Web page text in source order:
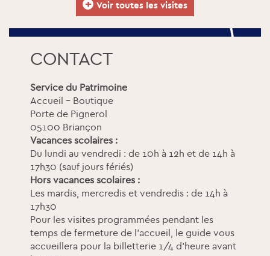
+ Voir toutes les visites
CONTACT
Service du Patrimoine
Accueil - Boutique
Porte de Pignerol
05100 Briançon
Vacances scolaires :
Du lundi au vendredi : de 10h à 12h et de 14h à
17h30 (sauf jours fériés)
Hors vacances scolaires :
Les mardis, mercredis et vendredis : de 14h à
17h30
Pour les visites programmées pendant les
temps de fermeture de l'accueil, le guide vous
accueillera pour la billetterie 1/4 d'heure avant